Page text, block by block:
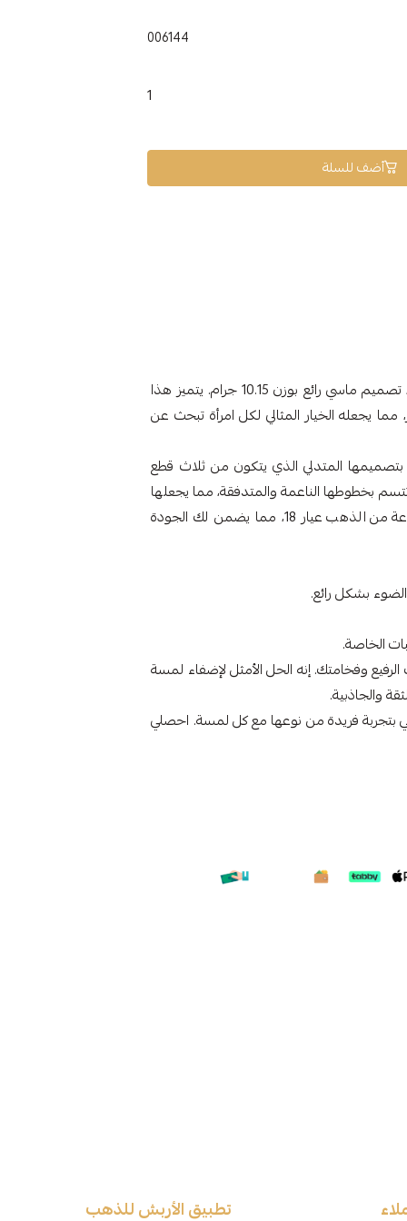
006144
1
أضف للسلة
، تصميم ماسي رائع بوزن 10.15 جرام. يتميز هذا
يجعله الخيار المثالي لكل امرأة تبحث عن
بتصميمها المتدلي الذي يتكون من ثلاث قطع
بخطوطها الناعمة والمتدفقة، مما يجعلها
مريحة وسهلة الارتداء طوال اليوم. جميع القطع مصنوعة من الذهب عيار 18، مما يضمن لك الجودة
بشكل رائع.
الخاصة.
وفخامتك. إنه الحل الأمثل لإضفاء لمسة
والجاذبية.
بتجربة فريدة من نوعها مع كل لمسة. احصلي
تطبيق الأربش للذهب